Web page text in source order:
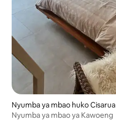
Nyumba ya mbao huko Cisarua
Nyumba ya mbao ya Kawoeng